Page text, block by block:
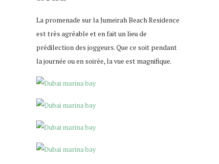
La promenade sur la Jumeirah Beach Residence
est très agréable et en fait un lieu de
prédilection des joggeurs. Que ce soit pendant
la journée ou en soirée, la vue est magnifique.